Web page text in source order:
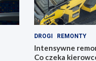
DROGI REMONTY
Intensywne
Co czeka